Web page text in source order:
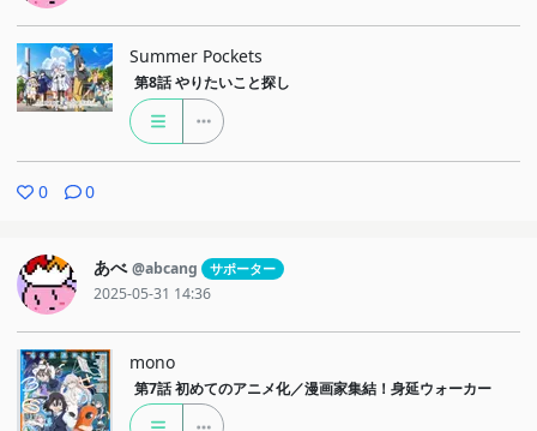
Summer Pockets
第8話 やりたいこと探し
0 0
あべ @abcang サポーター
2025-05-31 14:36
mono
第7話 初めてのアニメ化／漫画家集結！身延ウォーカー